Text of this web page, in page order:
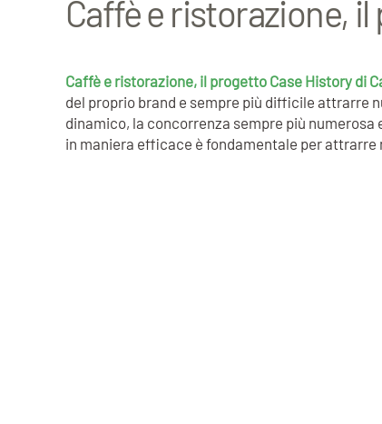
Caffè e ristorazione,
Caffè e ristorazione, il progetto Case History di
del proprio brand e sempre più difficile attrarre
dinamico, la concorrenza sempre più
in maniera efficace è fondamentale per